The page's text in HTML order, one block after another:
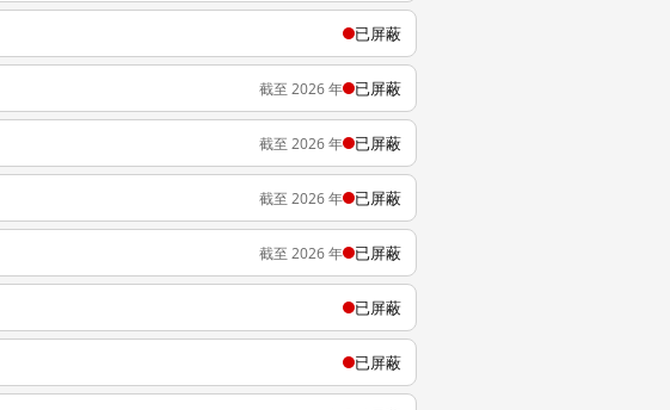
已屏蔽
截至 2026 年 已屏蔽
截至 2026 年 已屏蔽
截至 2026 年 已屏蔽
截至 2026 年 已屏蔽
已屏蔽
已屏蔽